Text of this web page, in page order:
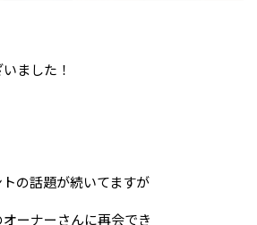
ました！
の話題が続いてますが
ーナーさんに再会でき